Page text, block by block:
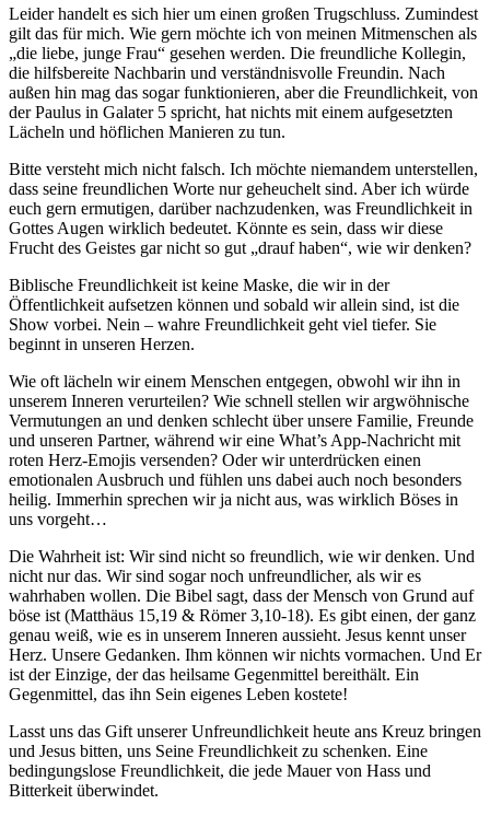
Leider handelt es sich hier um einen großen Trugschluss. Zumindest
gilt das für mich. Wie gern möchte ich von meinen Mitmenschen als
„die liebe, junge Frau“ gesehen werden. Die freundliche Kollegin,
die hilfsbereite Nachbarin und verständnisvolle Freundin. Nach
außen hin mag das sogar funktionieren, aber die Freundlichkeit, von
der Paulus in Galater 5 spricht, hat nichts mit einem aufgesetzten
Lächeln und höflichen Manieren zu tun.
Bitte versteht mich nicht falsch. Ich möchte niemandem unterstellen,
dass seine freundlichen Worte nur geheuchelt sind. Aber ich würde
euch gern ermutigen, darüber nachzudenken, was Freundlichkeit in
Gottes Augen wirklich bedeutet. Könnte es sein, dass wir diese
Frucht des Geistes gar nicht so gut „drauf haben“, wie wir denken?
Biblische Freundlichkeit ist keine Maske, die wir in der
Öffentlichkeit aufsetzen können und sobald wir allein sind, ist die
Show vorbei. Nein – wahre Freundlichkeit geht viel tiefer. Sie
beginnt in unseren Herzen.
Wie oft lächeln wir einem Menschen entgegen, obwohl wir ihn in
unserem Inneren verurteilen? Wie schnell stellen wir argwöhnische
Vermutungen an und denken schlecht über unsere Familie, Freunde
und unseren Partner, während wir eine What’s App-Nachricht mit
roten Herz-Emojis versenden? Oder wir unterdrücken einen
emotionalen Ausbruch und fühlen uns dabei auch noch besonders
heilig. Immerhin sprechen wir ja nicht aus, was wirklich Böses in
uns vorgeht…
Die Wahrheit ist: Wir sind nicht so freundlich, wie wir denken. Und
nicht nur das. Wir sind sogar noch unfreundlicher, als wir es
wahrhaben wollen. Die Bibel sagt, dass der Mensch von Grund auf
böse ist (Matthäus 15,19 & Römer 3,10-18). Es gibt einen, der ganz
genau weiß, wie es in unserem Inneren aussieht. Jesus kennt unser
Herz. Unsere Gedanken. Ihm können wir nichts vormachen. Und Er
ist der Einzige, der das heilsame Gegenmittel bereithält. Ein
Gegenmittel, das ihn Sein eigenes Leben kostete!
Lasst uns das Gift unserer Unfreundlichkeit heute ans Kreuz bringen
und Jesus bitten, uns Seine Freundlichkeit zu schenken. Eine
bedingungslose Freundlichkeit, die jede Mauer von Hass und
Bitterkeit überwindet.